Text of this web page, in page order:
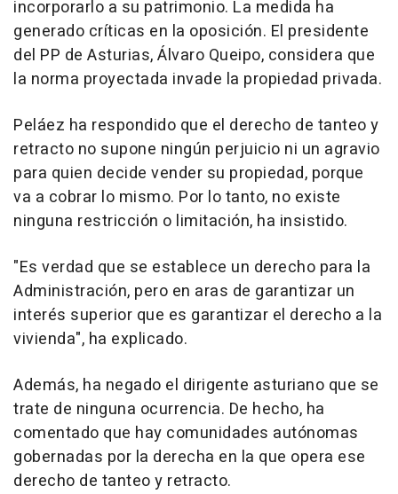
incorporarlo a su patrimonio. La medida ha
generado críticas en la oposición. El presidente
del PP de Asturias, Álvaro Queipo, considera que
la norma proyectada invade la propiedad privada.
Peláez ha respondido que el derecho de tanteo y
retracto no supone ningún perjuicio ni un agravio
para quien decide vender su propiedad, porque
va a cobrar lo mismo. Por lo tanto, no existe
ninguna restricción o limitación, ha insistido.
"Es verdad que se establece un derecho para la
Administración, pero en aras de garantizar un
interés superior que es garantizar el derecho a la
vivienda", ha explicado.
Además, ha negado el dirigente asturiano que se
trate de ninguna ocurrencia. De hecho, ha
comentado que hay comunidades autónomas
gobernadas por la derecha en la que opera ese
derecho de tanteo y retracto.